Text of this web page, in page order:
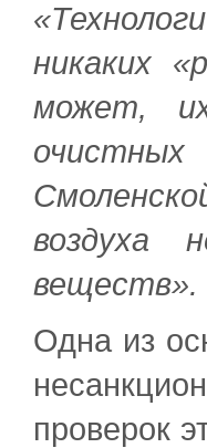
никаких
может,
воздуха
веществ».
Одна из
проверок